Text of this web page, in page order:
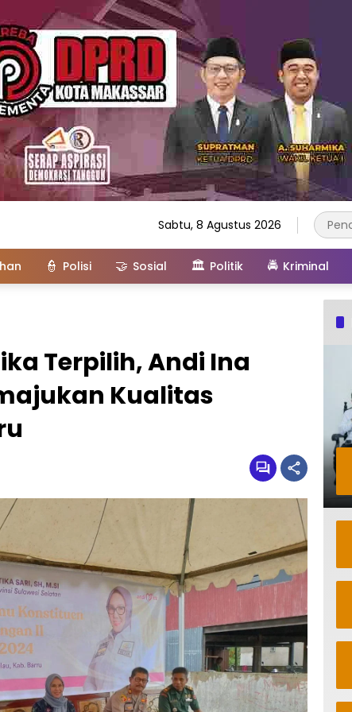
Sabtu, 8 Agustus 2026
👮 Polisi 🤝 Sosial 🏛️ Politik 🚔 Kriminal
Terpilih, Andi Ina
Kualitas